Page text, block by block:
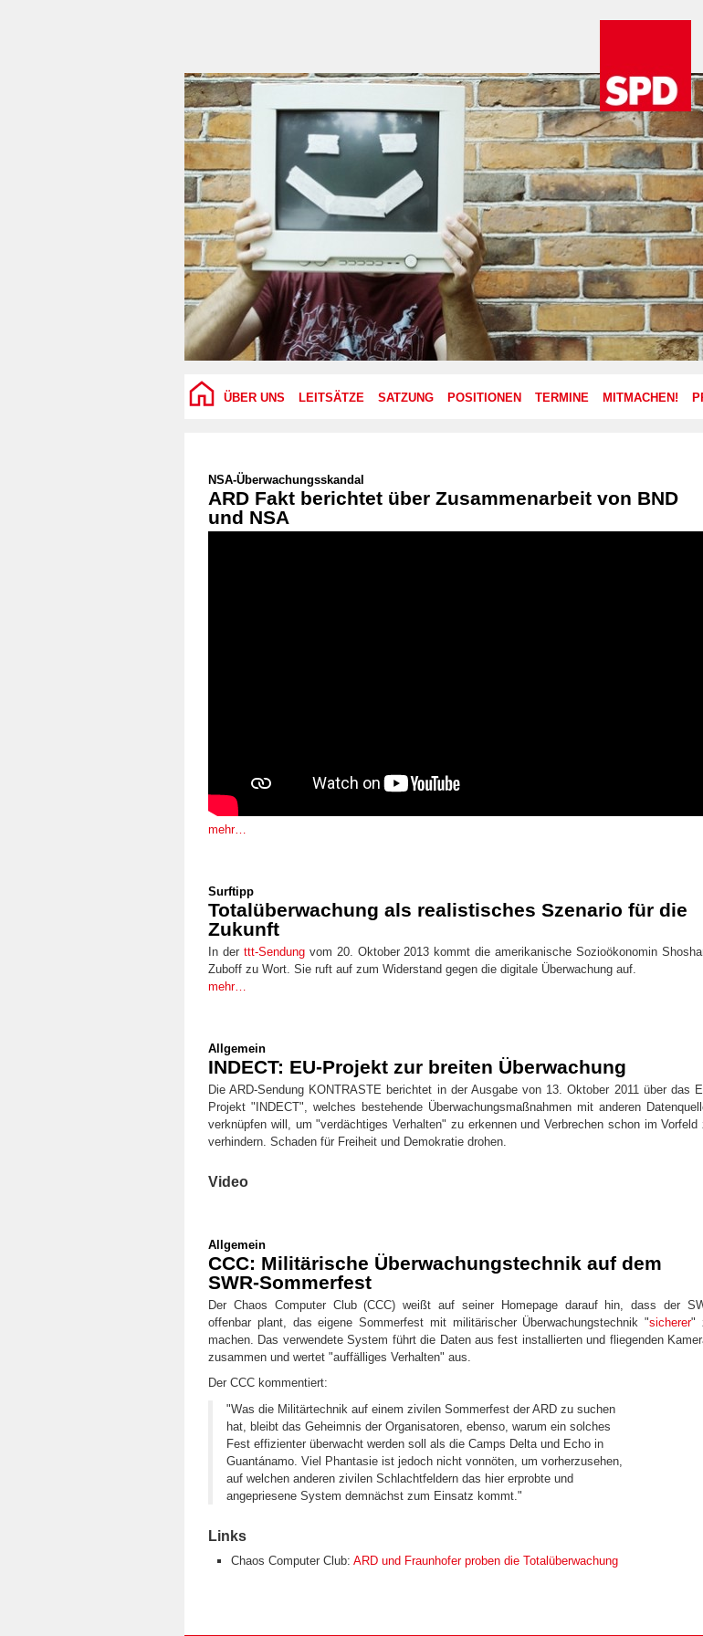
ÜBER UNS LEITSÄTZE SATZUNG POSITIONEN TERMINE MITMACHEN!
NSA-Überwachungsskandal
ARD Fakt berichtet über Zusammenarbeit von BND
und NSA
mehr…
Surftipp
Totalüberwachung als realistisches Szenario für die
Zukunft
In der ttt-Sendungvom 20. Oktober 2013 kommt die amerikanische Sozioökonomin
Zuboff zu Wort. Sie ruft auf zum Widerstand gegen die digitale Überwachung auf.
mehr…
Allgemein
INDECT: EU-Projekt zur breiten Überwachung
Die ARD-Sendung KONTRASTE berichtet in der Ausgabe von 13. Oktober 2011 über das
Projekt "INDECT", welches bestehende Überwachungsmaßnahmen mit anderen
verknüpfen will, um "verdächtiges Verhalten" zu erkennen und Verbrechen schon im Vorfeld
verhindern. Schaden für Freiheit und Demokratie drohen.
Video
Allgemein
CCC: Militärische Überwachungstechnik auf dem
SWR-Sommerfest
Der Chaos Computer Club (CCC) weißt auf seiner Homepage darauf hin, dass der
offenbar plant, das eigene Sommerfest mit militärischer Überwachungstechnik "sicherer"
machen. Das verwendete System führt die Daten aus fest installierten und fliegenden
zusammen und wertet "auffälliges Verhalten" aus.
Der CCC kommentiert:
"Was die Militärtechnik auf einem zivilen Sommerfest der ARD zu suchen
hat, bleibt das Geheimnis der Organisatoren, ebenso, warum ein solches
Fest effizienter überwacht werden soll als die Camps Delta und Echo in
Guantánamo. Viel Phantasie ist jedoch nicht vonnöten, um vorherzusehen,
auf welchen anderen zivilen Schlachtfeldern das hier erprobte und
angepriesene System demnächst zum Einsatz kommt."
Links
Chaos Computer Club: ARD und Fraunhofer proben die Totalüberwachung